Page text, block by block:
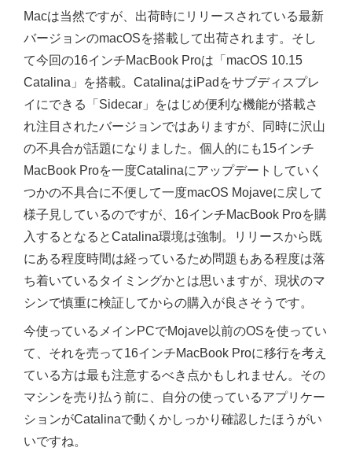
Macは当然ですが、出荷時にリリースされている最新
バージョンのmacOSを搭載して出荷されます。そし
て今回の16インチMacBook Proは「macOS 10.15
Catalina」を搭載。CatalinaはiPadをサブディスプレ
イにできる「Sidecar」をはじめ便利な機能が搭載さ
れ注目されたバージョンではありますが、同時に沢山
の不具合が話題になりました。個人的にも15インチ
MacBook Proを一度Catalinaにアップデートしていく
つかの不具合に不便して一度macOS Mojaveに戻して
様子見しているのですが、16インチMacBook Proを購
入するとなるとCatalina環境は強制。リリースから既
にある程度時間は経っているため問題もある程度は落
ち着いているタイミングかとは思いますが、現状のマ
シンで慎重に検証してからの購入が良さそうです。
今使っているメインPCでMojave以前のOSを使ってい
て、それを売って16インチMacBook Proに移行を考え
ている方は最も注意するべき点かもしれません。その
マシンを売り払う前に、自分の使っているアプリケー
ションがCatalinaで動くかしっかり確認したほうがい
いですね。